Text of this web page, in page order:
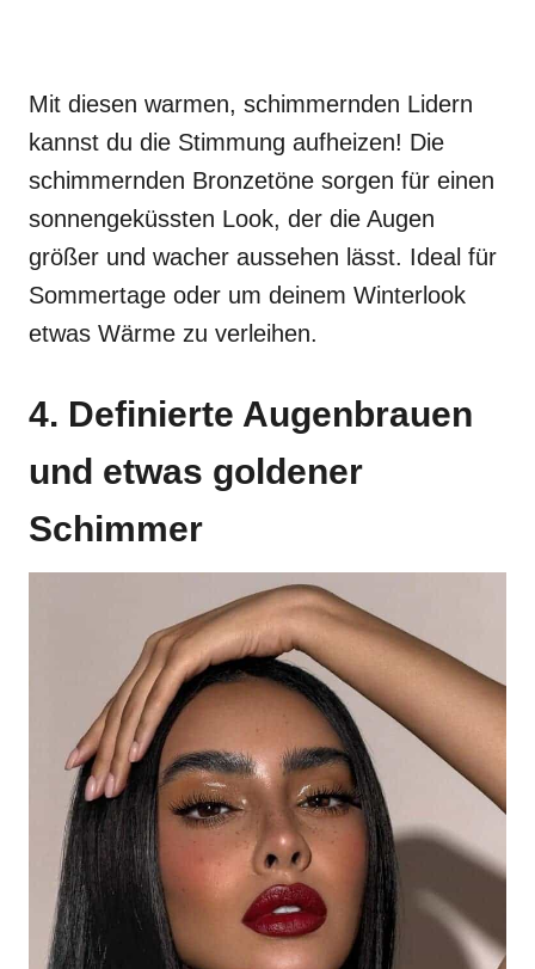
Mit diesen warmen, schimmernden Lidern
kannst du die Stimmung aufheizen! Die
schimmernden Bronzetöne sorgen für einen
sonnengeküssten Look, der die Augen
größer und wacher aussehen lässt. Ideal für
Sommertage oder um deinem Winterlook
etwas Wärme zu verleihen.
4. Definierte Augenbrauen
und etwas goldener
Schimmer